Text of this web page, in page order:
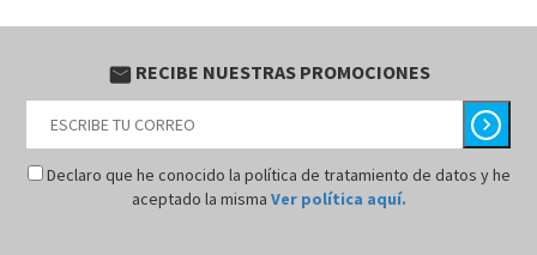
email RECIBE NUESTRAS PROMOCIONES
chevron_right
Declaro que he conocido la política de tratamiento de datos y he
aceptado la misma Ver política aquí.